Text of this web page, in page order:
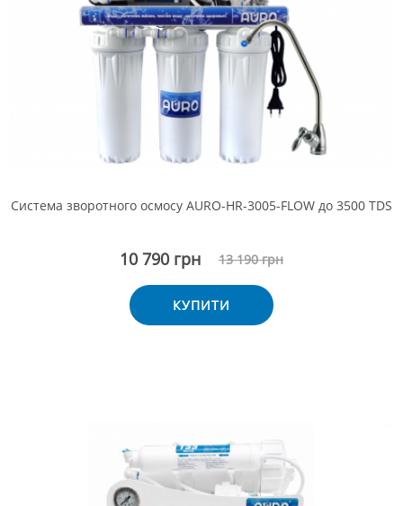
Система зворотного осмосу AURO-HR-3005-FLOW до 3500 TDS
10 790 грн 13 190 грн
КУПИТИ